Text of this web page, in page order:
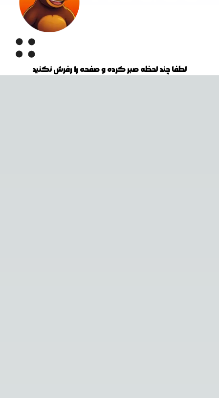
لطفا چند لحظه صبر کرده و صفحه را رفرش نکنید